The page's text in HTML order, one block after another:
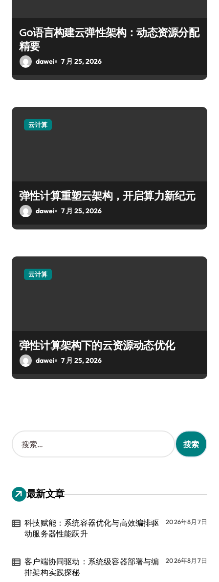
Go语言构建云弹性架构：动态资源分配
精要
dawei 7 月 25, 2026
云计算
弹性计算重塑云架构，开启算力新纪元
dawei 7 月 25, 2026
云计算
弹性计算架构下的云资源动态优化
dawei 7 月 25, 2026
搜
索
：
最新文章
科技赋能：系统容器优化与高效编排驱
动服务器性能跃升
2026年8月7日
客户端协同驱动：系统级容器部署与编
排架构实践探秘
2026年8月7日